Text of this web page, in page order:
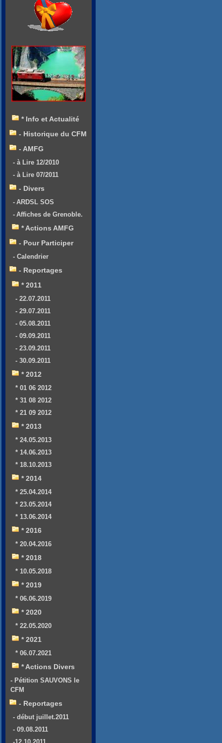
* Info et Actualité
- Historique du CFM
- AMFG
- à Lire 12/2010
- à Lire 07/2011
- Divers
- ARDSL SOS
- Affiches de Grenoble.
* Actions AMFG
- Pour Participer
- Calendrier
- Reportages
* 2011
- 22.07.2011
- 29.07.2011
- 05.08.2011
- 09.09.2011
- 23.09.2011
- 30.09.2011
* 2012
* 01 06 2012
* 31 08 2012
* 21 09 2012
* 2013
* 24.05.2013
* 14.06.2013
* 18.10.2013
* 2014
* 25.04.2014
* 23.05.2014
* 13.06.2014
* 2016
* 20.04.2016
* 2018
* 10.05.2018
* 2019
* 06.06.2019
* 2020
* 22.05.2020
* 2021
* 06.07.2021
* Actions Divers
- Pétition SAUVONS le
CFM
- Reportages
- début juillet.2011
- 09.08.2011